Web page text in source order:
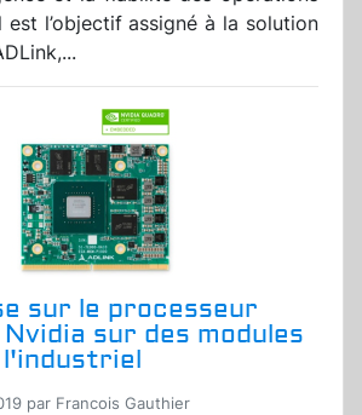
l’objectif assigné à la solution
sur le processeur
sur des modules
l'industriel
par Francois Gauthier